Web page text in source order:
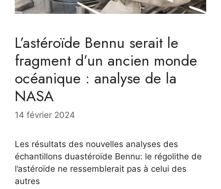
L’astéroïde Bennu serait le
fragment d’un ancien monde
océanique : analyse de la
NASA
14 février 2024
Les résultats des nouvelles analyses des
échantillons duastéroïde Bennu: le régolithe de
l’astéroïde ne ressemblerait pas à celui des
autres